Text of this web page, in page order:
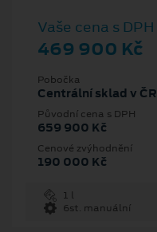
Vaše cena s DPH
469 900 Kč
Pobočka
Centrální sklad v ČR
Původní cena s DPH
659 900 Kč
Cenové zvýhodnění
190 000 Kč
1 l
6st. manuální